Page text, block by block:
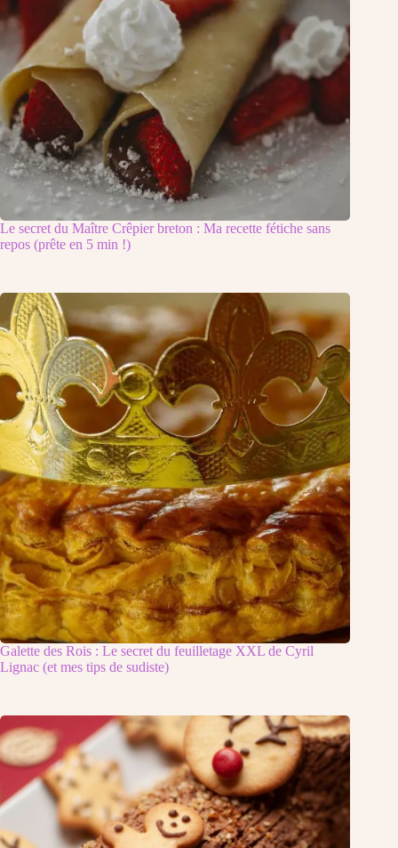
Le secret du Maître Crêpier breton : Ma recette fétiche sans
repos (prête en 5 min !)
Galette des Rois : Le secret du feuilletage XXL de Cyril
Lignac (et mes tips de sudiste)